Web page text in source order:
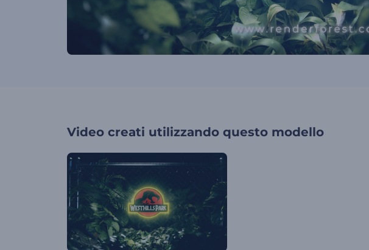
Video creati utilizzando questo modello